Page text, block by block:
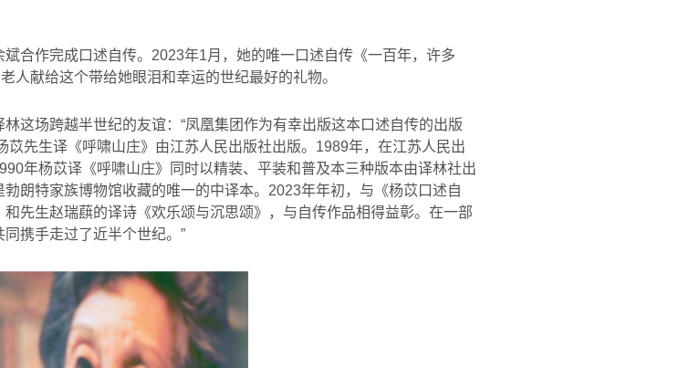
合作完成口述自传。 2023年1月，她的唯一口述自传《一百年，许多
人献给这个带给她眼泪和幸运的世纪最好的礼物。
这场跨越半世纪的友谊：“凤凰集团作为有幸出版这本口述自传的出版
苡先生译《呼啸山庄》由江苏人民出版社出版。 1989年，在江苏人民出
年杨苡译《呼啸山庄》同时以精装、平装和普及本三种版本由译林社出
朗特家族博物馆收藏的唯一的中译本。 2023年年初，与《杨苡口述自
先生赵瑞蕻的译诗《欢乐颂与沉思颂》，与自传作品相得益彰。在一部
携手走过了近半个世纪。”